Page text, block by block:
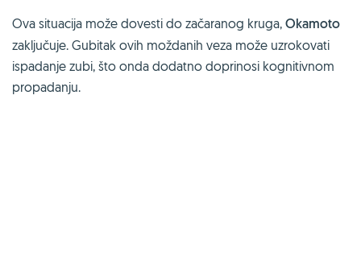
Ova situacija može dovesti do začaranog kruga, Okamoto
zaključuje. Gubitak ovih moždanih veza može uzrokovati
ispadanje zubi, što onda dodatno doprinosi kognitivnom
propadanju.